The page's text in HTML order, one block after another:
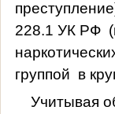
228.1 УК РФ
группой в
Учитывая